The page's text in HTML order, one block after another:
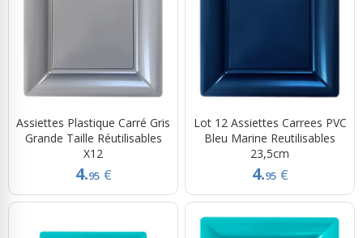
Assiettes Plastique Carré Gris
Grande Taille Réutilisables
X12
4.95 €
Lot 12 Assiettes Carrees PVC
Bleu Marine Reutilisables
23,5cm
4.95 €